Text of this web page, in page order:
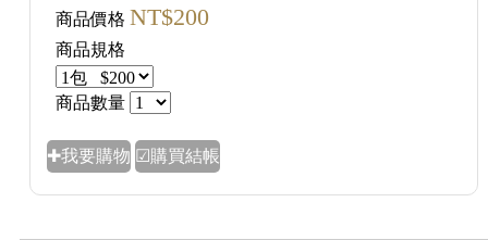
商品價格 NT$200
商品規格
商品數量
✚我要購物 ☑購買結帳